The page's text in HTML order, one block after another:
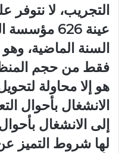
التجريب، لا نتوفر
عينة 626
السنة الماضية،
فقط من حجم
هو إلا محاولة
الانشغال بأحوال
إلى الانشغال
لها شروط التميز